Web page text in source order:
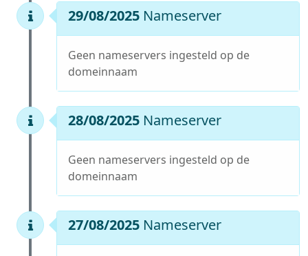
29/08/2025 Nameserver
Geen nameservers ingesteld op de
domeinnaam
28/08/2025 Nameserver
Geen nameservers ingesteld op de
domeinnaam
27/08/2025 Nameserver